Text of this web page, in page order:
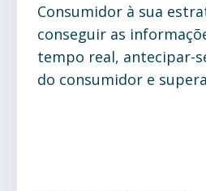
Consumidor à sua
conseguir as
tempo real, antecipar-
do consumidor e